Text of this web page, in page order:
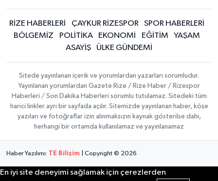
RİZE HABERLERİ ÇAYKUR RİZESPOR
SPOR HABERLERİ
BÖLGEMİZ
POLİTİKA EKONOMİ EĞİTİM
YAŞAM
ASAYİŞ
ÜLKE GÜNDEMİ
Sitede yayınlanan içerik ve yorumlardan yazarları sorumludur.
Yayınlanan yorumlardan Gazete Rize / Rize Haber / Rizespor
Haberleri / Son Dakika Haberleri sorumlu tutulamaz. Sitedeki tüm
harici linkler ayrı bir sayfada açılır. Sitemizde yayınlanan haber, köşe
yazıları ve fotoğraflar izin alınmaksızın kaynak gösterilse dahi,
herhangi bir ortamda kullanılamaz ve yayınlanamaz
Haber Yazılımı: TE Bilişim | Copyright © 2026
En iyi site deneyimi sağlamak için çerezlerden